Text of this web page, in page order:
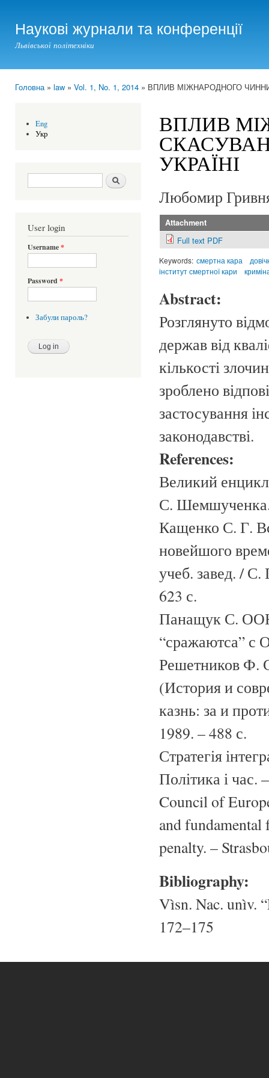
Наукові журнали та конференції
Львівської політехніки
Головна» law » Vol. 1, No. 1, 2014 » ВПЛИВ МІЖНАРОДНОГО
Eng
Укр
Search form Шукати
User login
Username*
Password *
Забули пароль?
ВПЛИВ
УКРАЇНІ
Любомир
Attachment
Full text PDF
Keywords: смертна кара
інститут смертної кари
Abstract:
Розглянуто
держав від
кількості
зроблено
застосування
законодавстві.
References:
Великий
С.
Кащенко С. Г.
новейшого
учеб. завед. /
623 с.
Панащук С.
“сражаютса” с
Решетников Ф.
(История и
казнь: за и
1989. – 488 с.
Стратегія
Політика і
Council of
and
penalty. –
Bibliography:
Vìsn. Nac. unìv.
172–175